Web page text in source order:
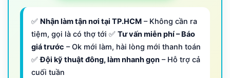
✅ Nhận làm tận nơi tại TP.HCM – Không cần ra
tiệm, gọi là có thợ tới ✅ Tư vấn miễn phí – Báo
giá trước – Ok mới làm, hài lòng mới thanh toán
✅Đội kỹ thuật đông, làm nhanh gọn – Hỗ trợ cả
cuối tuần